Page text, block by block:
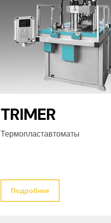
TRIMER
Термопластавтоматы
Подробнее